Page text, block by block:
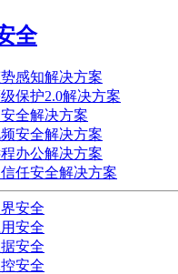
全
感知解决方案
保护2.0解决方案
全解决方案
安全解决方案
办公解决方案
任安全解决方案
安全
安全
安全
安全